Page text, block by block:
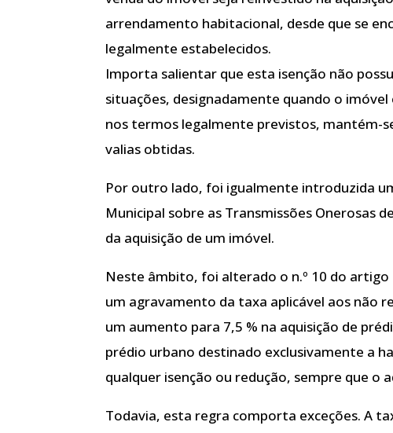
arrendamento habitacional, desde que se
legalmente estabelecidos.
Importa salientar que esta isenção não
situações, designadamente quando o
nos termos legalmente previstos, mantém-
valias obtidas.
Por outro lado, foi igualmente introduzida
Municipal sobre as Transmissões Onerosas
da aquisição de um imóvel.
Neste âmbito, foi alterado o n.º 10 do artigo
um agravamento da taxa aplicável aos não
um aumento para 7,5 % na aquisição de
prédio urbano destinado exclusivamente a
qualquer isenção ou redução, sempre que o
Todavia, esta regra comporta exceções. A